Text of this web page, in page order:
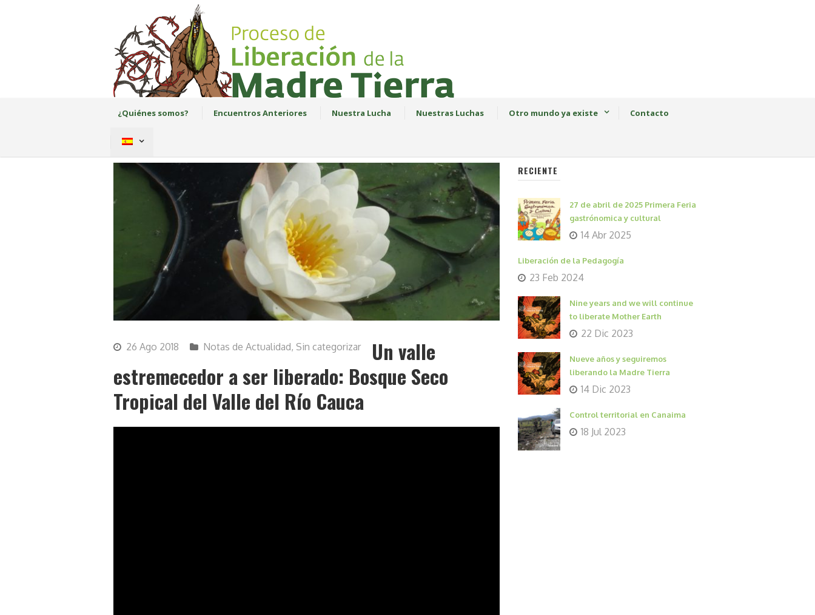
¿Quiénes somos? Encuentros Anteriores Nuestra Lucha Nuestras Luchas Otro mundo ya existe Contacto
26 Ago 2018 Notas de Actualidad, Sin categorizar
Un valle
estremecedor a ser liberado: Bosque Seco
Tropical del Valle del Río Cauca
RECIENTE
27 de abril de 2025 Primera Feria
gastrónomica y cultural
14 Abr 2025
Liberación de la Pedagogía
23 Feb 2024
Nine years and we will continue
to liberate Mother Earth
22 Dic 2023
Nueve años y seguiremos
liberando la Madre Tierra
14 Dic 2023
Control territorial en Canaima
18 Jul 2023